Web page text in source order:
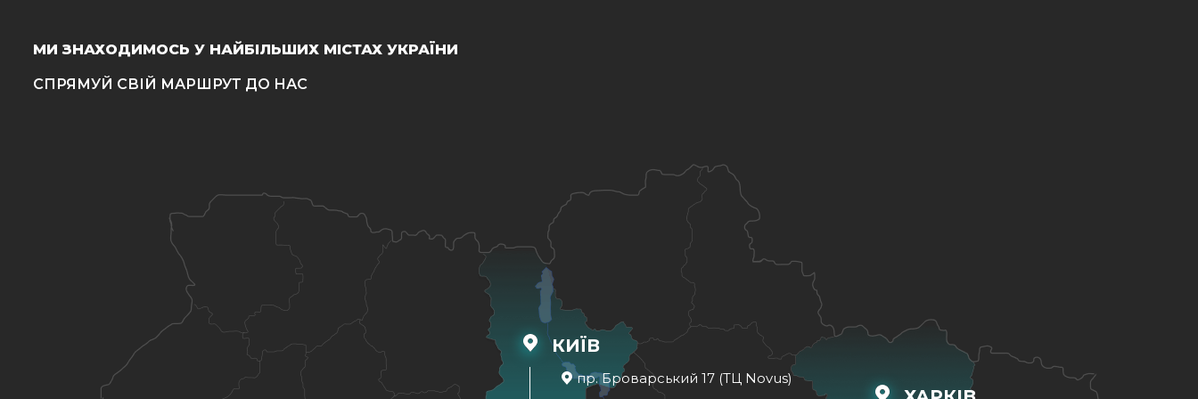
МИ ЗНАХОДИМОСЬ У НАЙБІЛЬШИХ МІСТАХ УКРАЇНИ
СПРЯМУЙ СВІЙ МАРШРУТ ДО НАС
КИЇВ
пр. Броварський 17 (ТЦ Novus)